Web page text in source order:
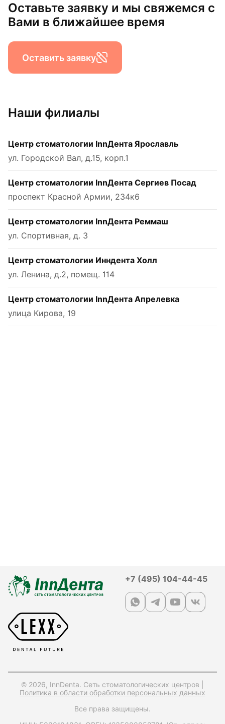
Оставьте заявку и мы свяжемся с
Вами в ближайшее время
Оставить заявку
Наши филиалы
Центр стоматологии InnДента Ярославль
ул. Городской Вал, д.15, корп.1
Центр стоматологии InnДента Сергиев Посад
проспект Красной Армии, 234к6
Центр стоматологии InnДента Реммаш
ул. Спортивная, д. 3
Центр стоматологии Инндента Холл
ул. Ленина, д.2, помещ. 114
Центр стоматологии InnДента Апрелевка
улица Кирова, 19
+7 (495) 104-44-45
© 2026, InnDenta. Сеть стоматологических центров |
Политика в области обработки персональных данных
Все права защищены.